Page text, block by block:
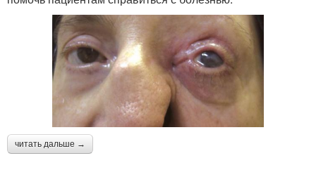
читать дальше →